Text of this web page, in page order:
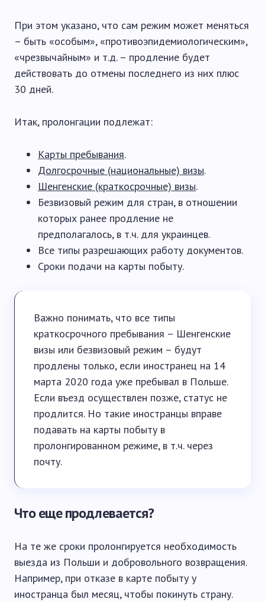
При этом указано, что сам режим может меняться
– быть «особым», «противоэпидемиологическим»,
«чрезвычайным» и т.д. – продление будет
действовать до отмены последнего из них плюс
30 дней.
Итак, пролонгации подлежат:
Карты пребывания.
Долгосрочные (национальные) визы.
Шенгенские (краткосрочные) визы.
Безвизовый режим для стран, в отношении
которых ранее продление не
предполагалось, в т.ч. для украинцев.
Все типы разрешающих работу документов.
Сроки подачи на карты побыту.
Важно понимать, что все типы
краткосрочного пребывания – Шенгенские
визы или безвизовый режим – будут
продлены только, если иностранец на 14
марта 2020 года уже пребывал в Польше.
Если въезд осуществлен позже, статус не
продлится. Но такие иностранцы вправе
подавать на карты побыту в
пролонгированном режиме, в т.ч. через
почту.
Что еще продлевается?
На те же сроки пролонгируется необходимость
выезда из Польши и добровольного возвращения.
Например, при отказе в карте побыту у
иностранца был месяц, чтобы покинуть страну.